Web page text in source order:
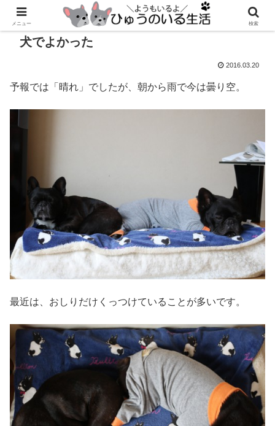
犬でよかった
2016.03.20
予報では「晴れ」でしたが、朝から雨で今は曇り空。
最近は、おしりだけくっつけていることが多いです。
メニュー 検索